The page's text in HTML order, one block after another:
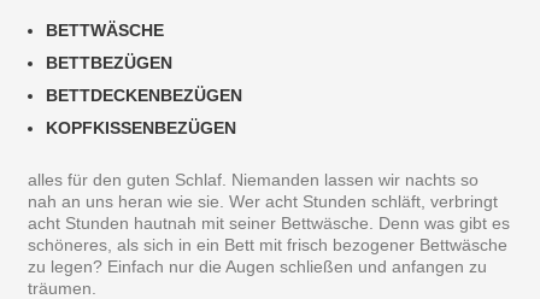
BETTWÄSCHE
BETTBEZÜGEN
BETTDECKENBEZÜGEN
KOPFKISSENBEZÜGEN
alles für den guten Schlaf. Niemanden lassen wir nachts so
nah an uns heran wie sie. Wer acht Stunden schläft, verbringt
acht Stunden hautnah mit seiner Bettwäsche. Denn was gibt es
schöneres, als sich in ein Bett mit frisch bezogener Bettwäsche
zu legen? Einfach nur die Augen schließen und anfangen zu
träumen.